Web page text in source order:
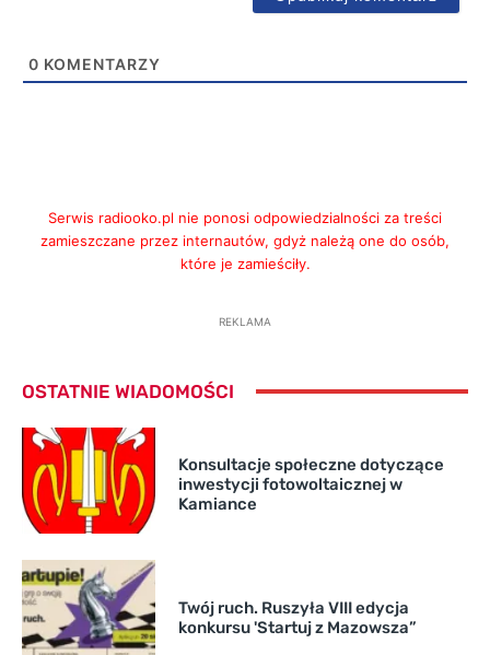
0 KOMENTARZY
Serwis radiooko.pl nie ponosi odpowiedzialności za treści
zamieszczane przez internautów, gdyż należą one do osób,
które je zamieściły.
REKLAMA
OSTATNIE WIADOMOŚCI
Konsultacje społeczne dotyczące
inwestycji fotowoltaicznej w
Kamiance
Twój ruch. Ruszyła VIII edycja
konkursu 'Startuj z Mazowsza”